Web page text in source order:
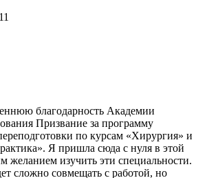
благодарность Академии
Призвание за программу
по курсам «Хирургия» и
Я пришла сюда с нуля в этой
желанием изучить эти специальности.
сложно совмещать с работой, но